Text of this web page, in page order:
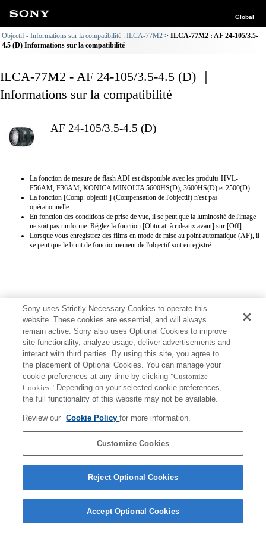
Global
Objectif - Informations sur la compatibilité : ILCA-77M2
ILCA-77M2 : AF 24-105/3.5-
4.5 (D) Informations sur la compatibilité
ILCA-77M2 - AF 24-105/3.5-4.5 (D) ｜
Informations sur la compatibilité
AF 24-105/3.5-4.5 (D)
La fonction de mesure de flash ADI est disponible avec les produits HVL-
F56AM, F36AM, KONICA MINOLTA 5600HS(D), 3600HS(D) et 2500(D).
La fonction [Comp. objectif ] (Compensation de l'objectif) n'est pas
opérationnelle.
En fonction des conditions de prise de vue, il se peut que la luminosité de l'image
ne soit pas uniforme. Réglez la fonction [Obturat. à rideaux avant] sur [Off].
Lorsque vous enregistrez des films en mode de mise au point automatique (AF), il
se peut que le bruit de fonctionnement de l'objectif soit enregistré.
Terms of Use Contact Us
Copyright 2026 Sony Corporation
Sony uses Strictly Necessary Cookies to operate this
website. These cookies are essential, and will always
remain active. Sony also uses Optional Cookies to improve
site functionality, analyze usage, deliver advertisements and
interact with third parties. By using this site, you agree to
the placement of Optional Cookies. You can manage your
cookie preferences at any time by clicking "Customize
Cookies." Depending on your selected cookie preferences,
the full functionality of this website may not be available.
Review our Cookie Policyfor more information.
Customize Cookies
Reject Optional Cookies
Accept Optional Cookies